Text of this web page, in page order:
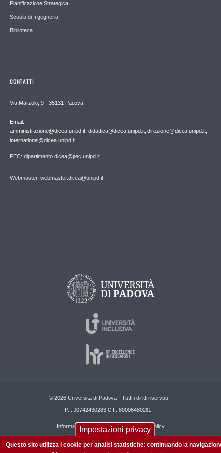
Pianificazione Strategica
Scuola di Ingegneria
Biblioteca
CONTATTI
Via Marzolo, 9 - 35131 Padova
Email:
amministrazione@dicea.unipd.it, didattica@dicea.unipd.it, direzione@dicea.unipd.it,
international@dicea.unipd.it
PEC: dipartimento.dicea@pec.unipd.it
Webmaster: webmaster.dicea@unipd.it
© 2026 Università di Padova - Tutti i diritti riservati
P.I. 00742430283 C.F. 80006480281
Informazioni su questo sito Privacy policy
Impostazioni privacy
Questo sito utilizza i cookie per analisi statistiche: continuando la